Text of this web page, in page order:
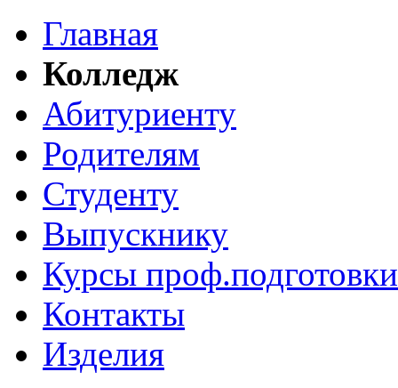
Главная
Колледж
Абитуриенту
Родителям
Студенту
Выпускнику
Курсы проф.подготовки
Контакты
Изделия